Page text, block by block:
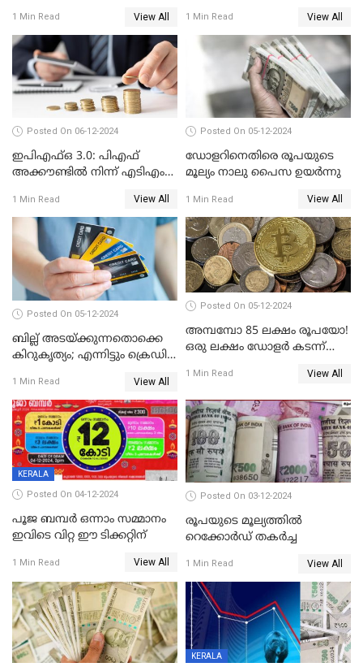
ലോൺ എടുത്തവരും
അറിഞ്ഞിരിക്കേണ്ട
കാര്യങ്ങൾ
1 Min Read View All 1 Min Read View All
Posted On 06-12-2024
ഇപിഎഫ്ഒ 3.0: പിഎഫ്
അക്കൗണ്ടിൽ നിന്ന് എടിഎം
1 Min Read View All
Posted On 05-12-2024
ഡോളറിനെതിരെ രൂപയുടെ
മൂല്യം നാലു പൈസ ഉയര്‍ന്നു
1 Min Read View All
Posted On 05-12-2024
ബില്ല് അടയ്ക്കുന്നതൊക്കെ
കിറുകൃത്യം; എന്നിട്ടും ക്രെഡിറ്റ്
കൂടുന്നില്ലേ? കാരണം ഇതാണ്
1 Min Read View All
Posted On 05-12-2024
അമ്പമ്പോ 85 ലക്ഷം രൂപയോ!
ഒരു ലക്ഷം ഡോളർ കടന്ന്
1 Min Read View All
KERALA
Posted On 04-12-2024
പൂജ ബമ്പർ ഒന്നാം സമ്മാനം
ഇവിടെ വിറ്റ ഈ ടിക്കറ്റിന്
1 Min Read View All
Posted On 03-12-2024
രൂപയുടെ മൂല്യത്തില്‍
റെക്കോര്‍ഡ് തകര്‍ച്ച
1 Min Read View All
KERALA